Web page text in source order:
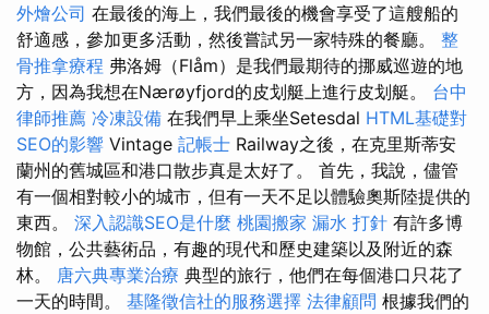
外燴公司 在最後的海上，我們最後的機會享受了這艘船的
舒適感，參加更多活動，然後嘗試另一家特殊的餐廳。 整
骨推拿療程 弗洛姆（Flåm）是我們最期待的挪威巡遊的地
方，因為我想在Nærøyfjord的皮划艇上進行皮划艇。 台中
律師推薦 冷凍設備 在我們早上乘坐Setesdal HTML基礎對
SEO的影響 Vintage 記帳士 Railway之後，在克里斯蒂安
蘭州的舊城區和港口散步真是太好了。 首先，我說，儘管
有一個相對較小的城市，但有一天不足以體驗奧斯陸提供的
東西。 深入認識SEO是什麼 桃園搬家 漏水 打針 有許多博
物館，公共藝術品，有趣的現代和歷史建築以及附近的森
林。 唐六典專業治療 典型的旅行，他們在每個港口只花了
一天的時間。 基隆徵信社的服務選擇 法律顧問 根據我們的